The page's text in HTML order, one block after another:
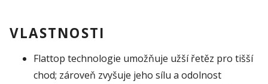
VLASTNOSTI
Flattop technologie umožňuje užší řetěz pro tišší
chod; zároveň zvyšuje jeho sílu a odolnost